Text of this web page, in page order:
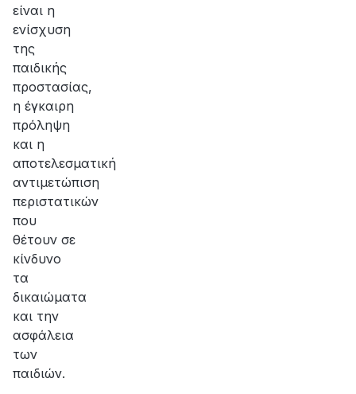
είναι η
ενίσχυση
της
παιδικής
προστασίας,
η έγκαιρη
πρόληψη
και η
αποτελεσματική
αντιμετώπιση
περιστατικών
που
θέτουν σε
κίνδυνο
τα
δικαιώματα
και την
ασφάλεια
των
παιδιών.